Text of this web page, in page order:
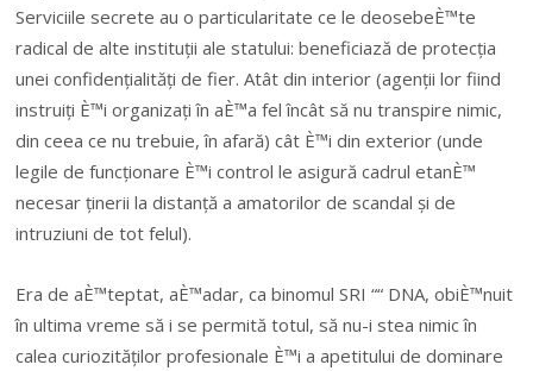
Serviciile secrete au o particularitate ce le deosebeÈ™te
radical de alte instituții ale statului: beneficiază de protecția
unei confidențialități de fier. Atât din interior (agenții lor fiind
instruiți È™i organizați în aÈ™a fel încât să nu transpire nimic,
din ceea ce nu trebuie, în afară) cât È™i din exterior (unde
legile de funcționare È™i control le asigură cadrul etanÈ™
necesar ținerii la distanță a amatorilor de scandal și de
intruziuni de tot felul).
Era de aÈ™teptat, aÈ™adar, ca binomul SRI ““ DNA, obiÈ™nuit
în ultima vreme să i se permită totul, să nu-i stea nimic în
calea curiozităților profesionale È™i a apetitului de dominare